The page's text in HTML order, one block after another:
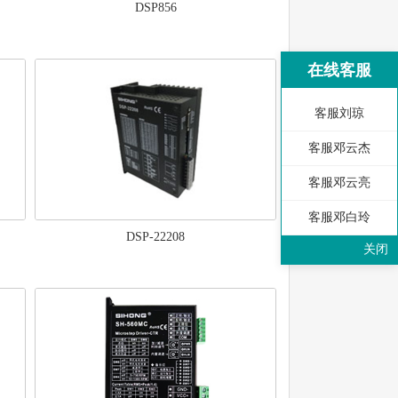
DSP856
DSP-22208
在线客服
客服刘琼
客服邓云杰
客服邓云亮
客服邓白玲
关闭